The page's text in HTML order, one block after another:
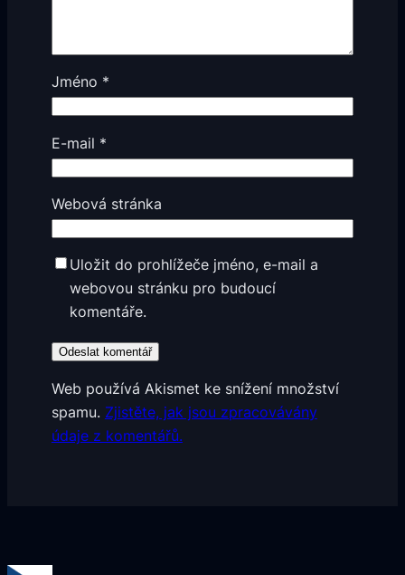
Jméno *
E-mail *
Webová stránka
Uložit do prohlížeče jméno, e-mail a
webovou stránku pro budoucí
komentáře.
Web používá Akismet ke snížení množství
spamu. Zjistěte, jak jsou zpracovávány
údaje z komentářů.